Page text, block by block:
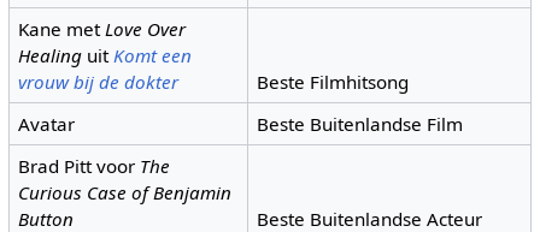
Kane met Love Over
Healing uit Komt een
vrouw bij de dokter
Beste Filmhitsong
Avatar
Beste Buitenlandse Film
Brad Pitt voor The
Curious Case of Benjamin
Button
Beste Buitenlandse Acteur